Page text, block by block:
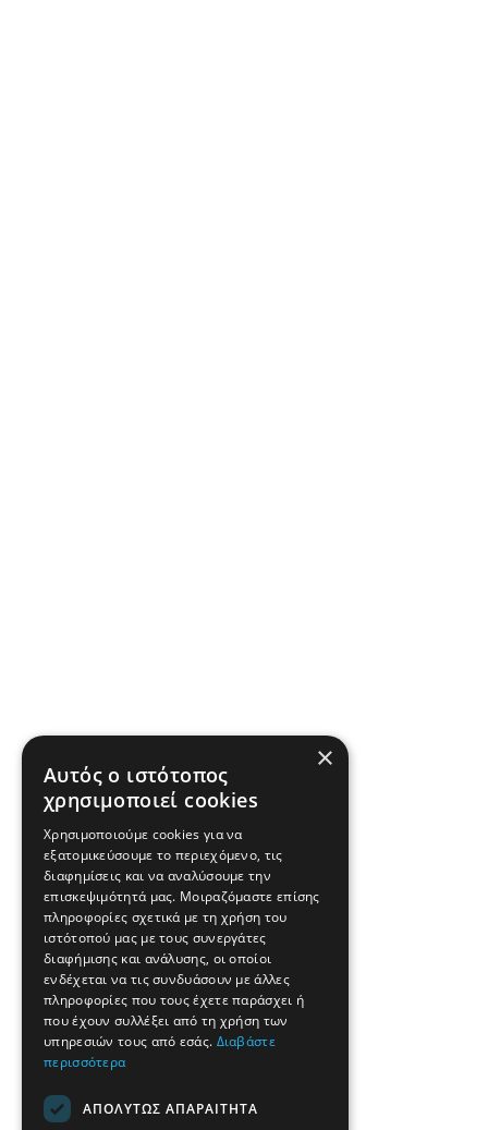
×
Αυτός ο ιστότοπος
χρησιμοποιεί cookies
Χρησιμοποιούμε cookies για να
εξατομικεύσουμε το περιεχόμενο, τις
διαφημίσεις και να αναλύσουμε την
επισκεψιμότητά μας. Μοιραζόμαστε επίσης
πληροφορίες σχετικά με τη χρήση του
ιστότοπού μας με τους συνεργάτες
διαφήμισης και ανάλυσης, οι οποίοι
ενδέχεται να τις συνδυάσουν με άλλες
πληροφορίες που τους έχετε παράσχει ή
που έχουν συλλέξει από τη χρήση των
υπηρεσιών τους από εσάς. Διαβάστε
περισσότερα
ΑΠΟΛΎΤΩΣ ΑΠΑΡΑΊΤΗΤΑ